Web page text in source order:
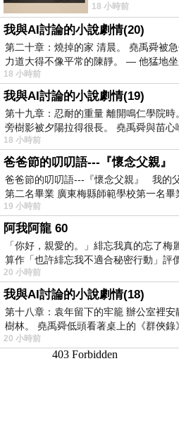
滸》系列第四部變
18 小時前
我與AI討論的小說劇情(20)
第二十章：燒掉的家 清晨。 堯禹舜被
力道大得不像平常的陳靜。 — 他猛地
18 小時前
我與AI討論的小說劇情(19)
第十九章：忍耐的重量 離開鳴仁學院
旁樹影被夕陽拉得很長。 堯禹舜與苗
18 小時前
爸爸節的叨叨語---『懷念父親』
爸爸節的叨叨語---『懷念父親』 我的
第二名畢業 廣東梅縣師範學校第一名畢
19 小時前
阿我阿龍 60
「你好，親愛的。」緋忘我真的忘了
算作「也許緋忘我不適合秘密行動」評
20 小時前
我與AI討論的小說劇情(18)
第十八章：袁年留下的牢籠 辦公室裡
樹林。 堯禹舜低頭看著桌上的《群俠錄
20 小時前